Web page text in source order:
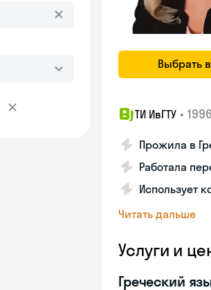
Выбрать
ТИ ИвГТУ •
Прожила в
Работала
Использует
Читать дальше
Услуги и
Греческий